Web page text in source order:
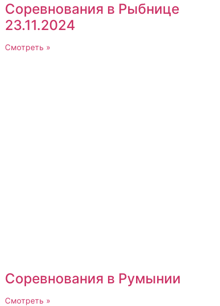
Соревнования в Рыбнице
23.11.2024
Смотреть »
Соревнования в Румынии
Смотреть »